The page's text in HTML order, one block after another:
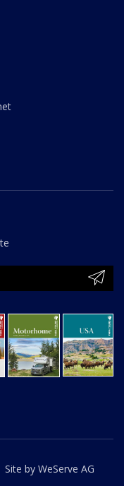
Site by WeServe AG